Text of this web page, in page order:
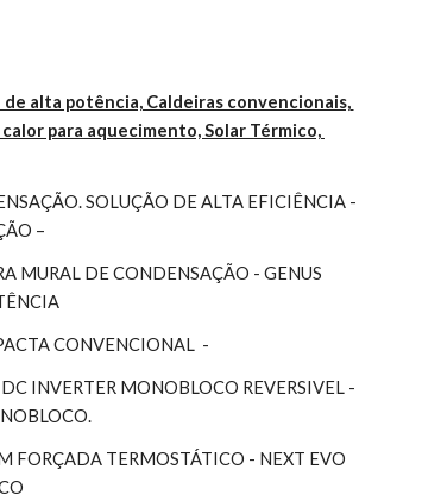
alta potência, Caldeiras convencionais,
para aquecimento, Solar Térmico,
SOLUÇÃO DE ALTA EFICIÊNCIA -
–
MURAL DE CONDENSAÇÃO - GENUS
CONVENCIONAL  -
INVERTER MONOBLOCO REVERSIVEL -
FORÇADA TERMOSTÁTICO - NEXT EVO